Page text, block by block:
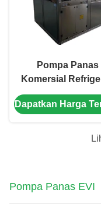
Pompa Panas
Komersial
R410A
Tinggi dengan
Logam 304#
Dapatkan Harga
Pompa Panas EVI